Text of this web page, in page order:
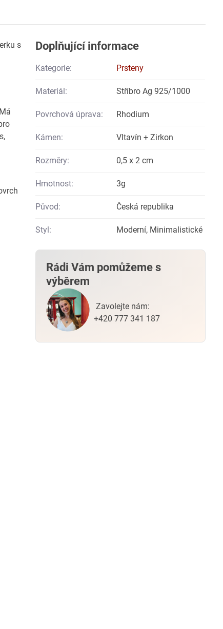
s
Doplňující informace
Kategorie: Prsteny
Materiál: Stříbro Ag 925/1000
Povrchová úprava: Rhodium
Kámen: Vltavín + Zirkon
Rozměry: 0,5 x 2 cm
Hmotnost: 3g
Původ: Česká republika
Styl: Moderní, Minimalistické
Rádi Vám pomůžeme s
výběrem
Zavolejte nám:
+420 777 341 187